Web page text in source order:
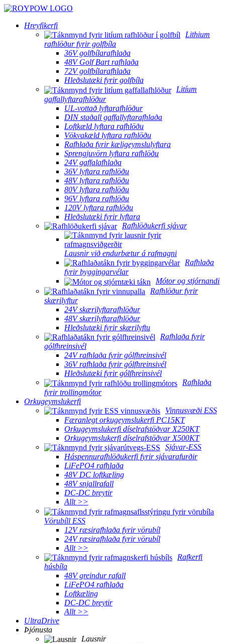
Hreyfikerfi
Lithium
rafhlöður fyrir golfbíla
36V golfbílarafhlaða
48V Golf Bart rafhlaða
72V golfbílarafhlaða
Hleðslutæki fyrir golfbíla
Litíum
gaffallyftarafhlöður
UL-vottað lyftarafhlöður
DIN staðall gaffallyftarafhlaða
Loftkæld lyftara rafhlöðu
Vökvakæld lyftara rafhlöðu
Rafhlaða fyrir kæligeymslulyftara
Sprengjuvörn lyftara rafhlöðu
24V gaffalafhlaða
36V lyftara rafhlöðu
48V lyftara rafhlöðu
80V lyftara rafhlöðu
96V lyftara rafhlöðu
120V lyftara rafhlöðu
Hleðslutæki fyrir lyftara
Rafhlöðukerfi sjávar
Lausnir við endurbætur á rafmagni
Rafhlaða
fyrir byggingarvélar
Mótor og stjórnandi
Rafhlöður fyrir
skærilyftur
24V skærilyftarafhlöður
48V skærilyftarafhlöður
Hleðslutæki fyrir skærilyftu
Rafhlaða fyrir
gólfhreinsivél
24V rafhlaða fyrir gólfhreinsivél
36V rafhlaða fyrir gólfhreinsivél
Hleðslutæki fyrir gólfhreinsivél
Rafhlaða
fyrir trollingmótor
Orkugeymslukerfi
Vinnusvæði ESS
Færanlegt orkugeymslukerfi PC15KT
Orkugeymslukerfi díselrafstöðvar X250KT
Orkugeymslukerfi díselrafstöðvar X500KT
Sjávar-ESS
Háspennurafhlöðukerfi fyrir sjávarafurðir
LiFePO4 rafhlaða
48V DC loftkæling
48V snjallrafall
DC-DC breytir
Allt >>
Vörubíll ESS
12V ræsirafhlaða fyrir vörubíl
24V ræsirafhlaða fyrir vörubíl
Allt >>
Rafkerfi
húsbíla
48V greindur rafall
LiFePO4 rafhlaða
Loftkæling
DC-DC breytir
Allt >>
UltraDrive
Þjónusta
Lausnir